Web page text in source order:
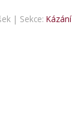
| Sekce: Kázání